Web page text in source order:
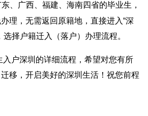
、广西、福建、海南四省的毕业生，
理，无需返回原籍地，直接进入“深
择户籍迁入（落户）办理流程。
入户深圳的详细流程，希望对您有所
移，开启美好的深圳生活！祝您前程